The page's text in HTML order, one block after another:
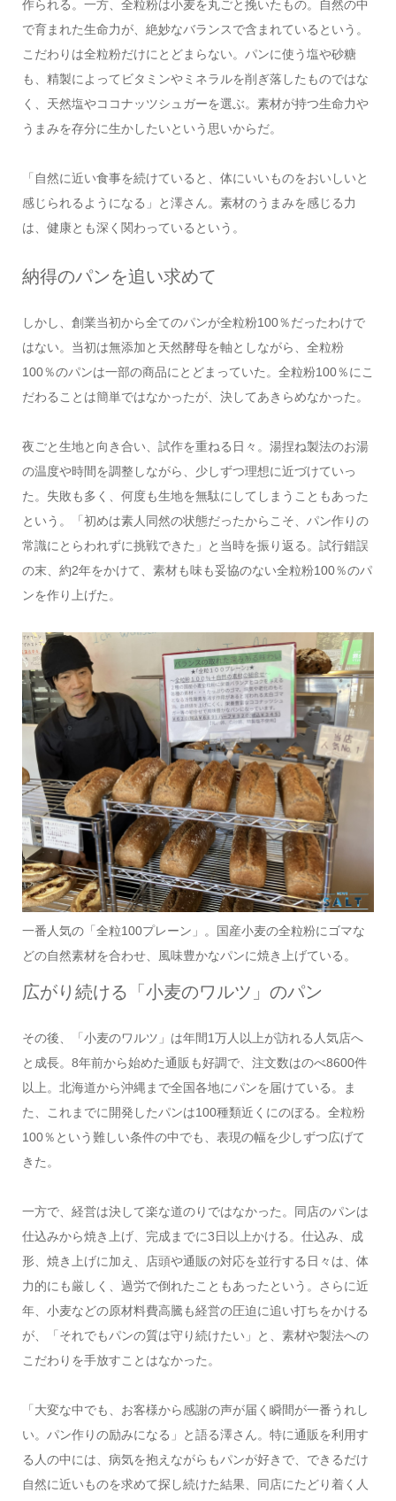
作られる。一方、全粒粉は小麦を丸ごと挽いたもの。自然の中
で育まれた生命力が、絶妙なバランスで含まれているという。
こだわりは全粒粉だけにとどまらない。パンに使う塩や砂糖
も、精製によってビタミンやミネラルを削ぎ落したものではな
く、天然塩やココナッツシュガーを選ぶ。素材が持つ生命力や
うまみを存分に生かしたいという思いからだ。
「自然に近い食事を続けていると、体にいいものをおいしいと
感じられるようになる」と澤さん。素材のうまみを感じる力
は、健康とも深く関わっているという。
納得のパンを追い求めて
しかし、創業当初から全てのパンが全粒粉100％だったわけで
はない。当初は無添加と天然酵母を軸としながら、全粒粉
100％のパンは一部の商品にとどまっていた。全粒粉100％にこ
だわることは簡単ではなかったが、決してあきらめなかった。
夜ごと生地と向き合い、試作を重ねる日々。湯捏ね製法のお湯
の温度や時間を調整しながら、少しずつ理想に近づけていっ
た。失敗も多く、何度も生地を無駄にしてしまうこともあった
という。「初めは素人同然の状態だったからこそ、パン作りの
常識にとらわれずに挑戦できた」と当時を振り返る。試行錯誤
の末、約2年をかけて、素材も味も妥協のない全粒粉100％のパ
ンを作り上げた。
一番人気の「全粒100プレーン」。国産小麦の全粒粉にゴマな
どの自然素材を合わせ、風味豊かなパンに焼き上げている。
広がり続ける「小麦のワルツ」のパン
その後、「小麦のワルツ」は年間1万人以上が訪れる人気店へ
と成長。8年前から始めた通販も好調で、注文数はのべ8600件
以上。北海道から沖縄まで全国各地にパンを届けている。ま
た、これまでに開発したパンは100種類近くにのぼる。全粒粉
100％という難しい条件の中でも、表現の幅を少しずつ広げて
きた。
一方で、経営は決して楽な道のりではなかった。同店のパンは
仕込みから焼き上げ、完成までに3日以上かける。仕込み、成
形、焼き上げに加え、店頭や通販の対応を並行する日々は、体
力的にも厳しく、過労で倒れたこともあったという。さらに近
年、小麦などの原材料費高騰も経営の圧迫に追い打ちをかける
が、「それでもパンの質は守り続けたい」と、素材や製法への
こだわりを手放すことはなかった。
「大変な中でも、お客様から感謝の声が届く瞬間が一番うれし
い。パン作りの励みになる」と語る澤さん。特に通販を利用す
る人の中には、病気を抱えながらもパンが好きで、できるだけ
自然に近いものを求めて探し続けた結果、同店にたどり着く人